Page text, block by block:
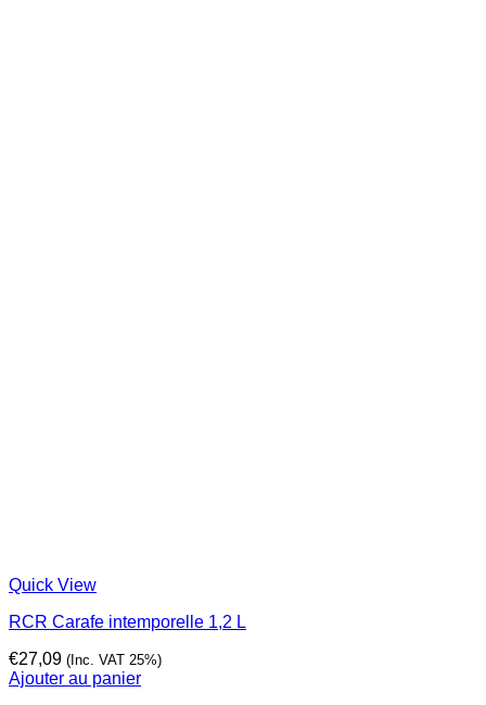
Quick View
RCR Carafe intemporelle 1,2 L
€27,09 (Inc. VAT 25%)
Ajouter au panier